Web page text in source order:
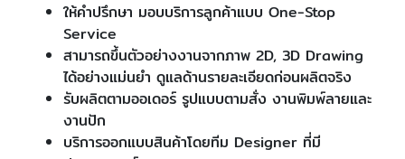
ให้คำปรึกษา มอบบริการลูกค้าแบบ One-Stop
Service
สามารถขึ้นตัวอย่างงานจากภาพ 2D, 3D Drawing
ได้อย่างแม่นยำ ดูแลด้านรายละเอียดก่อนผลิตจริง
รับผลิตตามออเดอร์ รูปแบบตามสั่ง งานพิมพ์ลายและ
งานปัก
บริการออกแบบสินค้าโดยทีม Designer ที่มี